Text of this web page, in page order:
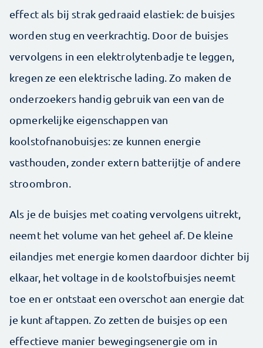
effect als bij strak gedraaid elastiek: de buisjes
worden stug en veerkrachtig. Door de buisjes
vervolgens in een elektrolytenbadje te leggen,
kregen ze een elektrische lading. Zo maken de
onderzoekers handig gebruik van een van de
opmerkelijke eigenschappen van
koolstofnanobuisjes: ze kunnen energie
vasthouden, zonder extern batterijtje of andere
stroombron.
Als je de buisjes met coating vervolgens uitrekt,
neemt het volume van het geheel af. De kleine
eilandjes met energie komen daardoor dichter bij
elkaar, het voltage in de koolstofbuisjes neemt
toe en er ontstaat een overschot aan energie dat
je kunt aftappen. Zo zetten de buisjes op een
effectieve manier bewegingsenergie om in